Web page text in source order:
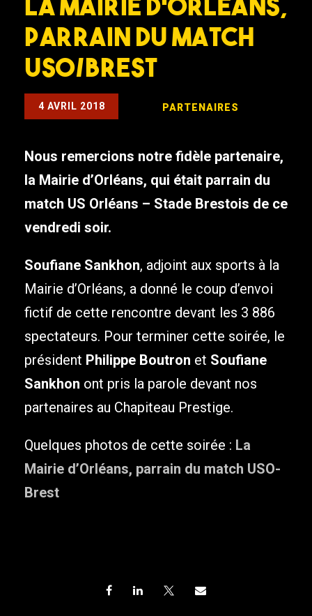
parrain du match
USO/Brest
4 AVRIL 2018 PARTENAIRES
Nous remercions notre fidèle partenaire,
la Mairie d’Orléans, qui était parrain du
match US Orléans – Stade Brestois de ce
vendredi soir.
Soufiane Sankhon, adjoint aux sports à la
Mairie d’Orléans, a donné le coup d’envoi
fictif de cette rencontre devant les 3 886
spectateurs. Pour terminer cette soirée, le
président Philippe Boutron et Soufiane
Sankhon ont pris la parole devant nos
partenaires au Chapiteau Prestige.
Quelques photos de cette soirée : La
Mairie d’Orléans, parrain du match USO-
Brest